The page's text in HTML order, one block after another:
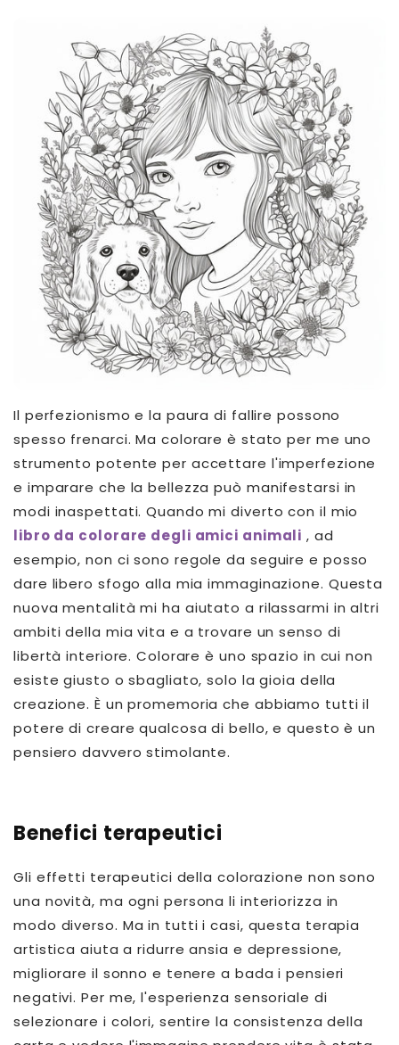
Il perfezionismo e la paura di fallire possono
spesso frenarci. Ma colorare è stato per me uno
strumento potente per accettare l'imperfezione
e imparare che la bellezza può manifestarsi in
modi inaspettati. Quando mi diverto con il mio
libro da colorare degli amici animali , ad
esempio, non ci sono regole da seguire e posso
dare libero sfogo alla mia immaginazione. Questa
nuova mentalità mi ha aiutato a rilassarmi in altri
ambiti della mia vita e a trovare un senso di
libertà interiore. Colorare è uno spazio in cui non
esiste giusto o sbagliato, solo la gioia della
creazione. È un promemoria che abbiamo tutti il ​​
potere di creare qualcosa di bello, e questo è un
pensiero davvero stimolante.
Benefici terapeutici
Gli effetti terapeutici della colorazione non sono
una novità, ma ogni persona li interiorizza in
modo diverso. Ma in tutti i casi, questa terapia
artistica aiuta a ridurre ansia e depressione,
migliorare il sonno e tenere a bada i pensieri
negativi. Per me, l'esperienza sensoriale di
selezionare i colori, sentire la consistenza della